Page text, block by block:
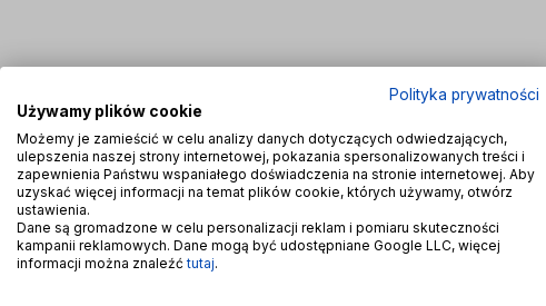
WYSYŁKA 24H
WYSYŁKA 24H
WYSYŁKA 24H
WYSYŁKA 24H
WYSYŁKA 24H
Polityka prywatności
Używamy plików cookie
Możemy je zamieścić w celu analizy danych dotyczących odwiedzających,
ulepszenia naszej strony internetowej, pokazania spersonalizowanych treści i
zapewnienia Państwu wspaniałego doświadczenia na stronie internetowej. Aby
uzyskać więcej informacji na temat plików cookie, których używamy, otwórz
ustawienia.
Dane są gromadzone w celu personalizacji reklam i pomiaru skuteczności
kampanii reklamowych. Dane mogą być udostępniane Google LLC, więcej
informacji można znaleźćtutaj.